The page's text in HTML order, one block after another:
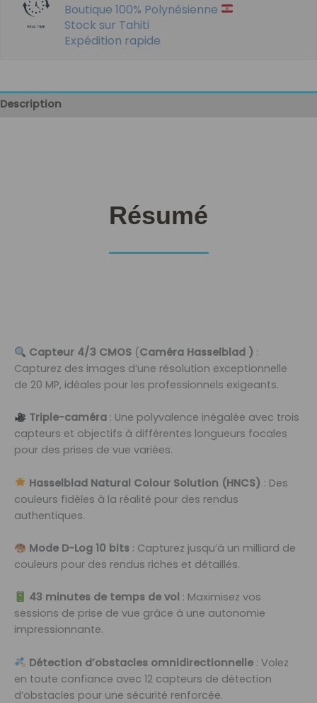
Boutique 100% Polynésienne
Stock sur Tahiti
Expédition rapide
Description
Résumé
Capteur 4/3 CMOS(Caméra Hasselblad ) :
Capturez des images d’une résolution exceptionnelle
de 20 MP, idéales pour les professionnels exigeants.
Triple-caméra: Une polyvalence inégalée avec trois
capteurs et objectifs à différentes longueurs focales
pour des prises de vue variées.
Hasselblad Natural Colour Solution (HNCS) : Des
couleurs fidèles à la réalité pour des rendus
authentiques.
Mode D-Log 10 bits: Capturez jusqu’à un milliard de
couleurs pour des rendus riches et détaillés.
43 minutes de temps de vol : Maximisez vos
sessions de prise de vue grâce à une autonomie
impressionnante.
Détection d’obstacles omnidirectionnelle: Volez
en toute confiance avec 12 capteurs de détection
d’obstacles pour une sécurité renforcée.